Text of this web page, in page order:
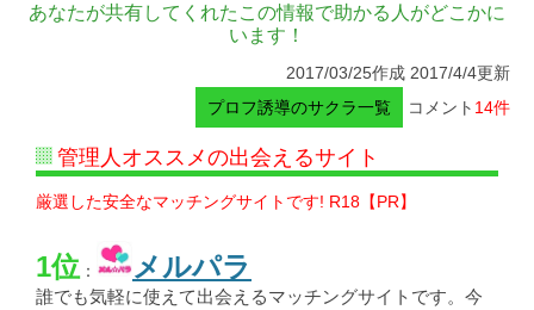
あなたが共有してくれたこの情報で助かる人がどこかに
います！
2017/03/25作成 2017/4/4更新
プロフ誘導のサクラ一覧
コメント 14件
管理人オススメの出会えるサイト
厳選した安全なマッチングサイトです! R18【PR】
1位 ： メルパラ
誰でも気軽に使えて出会えるマッチングサイトです。今